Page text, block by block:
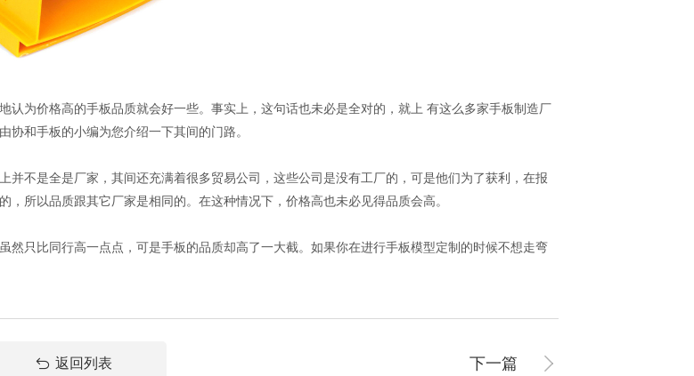
为价格高的手板品质就会好一些。事实上，这句话也未必是全对的，就上 有这么多家手板制造厂
和手板的小编为您介绍一下其间的门路。
不是全是厂家，其间还充满着很多贸易公司，这些公司是没有工厂的，可是他们为了获利，在报
所以品质跟其它厂家是相同的。在这种情况下，价格高也未必见得品质会高。
比同行高一点点，可是手板的品质却高了一大截。如果你在进行手板模型定制的时候不想走弯
返回列表 下一篇